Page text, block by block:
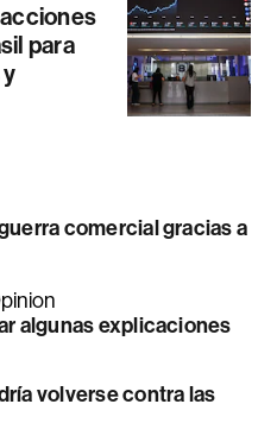
para
comercial gracias a
algunas explicaciones
volverse contra las